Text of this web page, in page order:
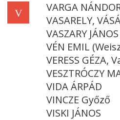
V
VARGA
VASARELY,
VASZARY JÁNOS
VÉN EMIL
VERESS GÉZA,
VESZTRÓCZY
VIDA ÁRPÁD
VINCZE Győző
VISKI JÁNOS